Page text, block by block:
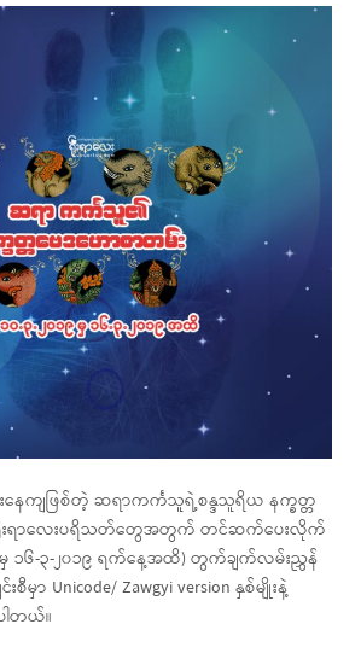
ကျဖြစ်တဲ့ ဆရာကင်္ကသူရဲ့စန္ဒသူရိယ နက္ခတ္တ
းရာလေးပရိသတ်တွေအတွက် တင်ဆက်ပေးလိုက်
မှ ၁၆-၃-၂၀၁၉ ရက်နေ့အထိ) တွက်ချက်လမ်းညွှန်
မှာ Unicode/ Zawgyi version နှစ်မျိုးနဲ့
ါတယ်။